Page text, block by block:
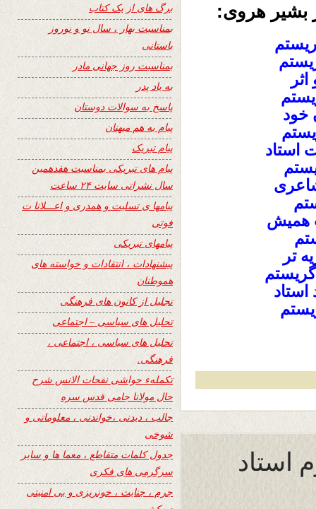
بشیر هروی:
خود
استاد
همیش
تر
استاد
استاد
برگ های از یک کتاب
بمناسبت بهار ، سال نو و نوروز
باستانی
بمناسبت روز جهانی مادر
به یاد پدر
پاسخ به سوالات دوستان
پیام به هم میهنان
پیام تبریک
پیام های تبریکی بمناسبت هفدهمین
سال نشراتی سایت ۲۴ ساعت
پیامها ی تسلیت و همدری و اعـــلانا ت
فوتی
پیامهای تبریکی
پیشنهادات ، انتقادات و خواسته های
هموطنان
تجلیل از کانون های فرهنگی
تحلیل های سیاسی – اجتماعی
تحلیل های سیاسی ، اجتماعی ،
فرهنگی.
تکملهء حواشی نفحات الانس شرح
حال مولانا جامی قدس سره
جالب ، دیدنی ،خواندنی ، معلوماتی و
شوخی
جدول کلمات متقاطع ، معما ها و سایر
سرگرمی های فکری
جرم ، جنایت ، خونریزی و بی امنیتی